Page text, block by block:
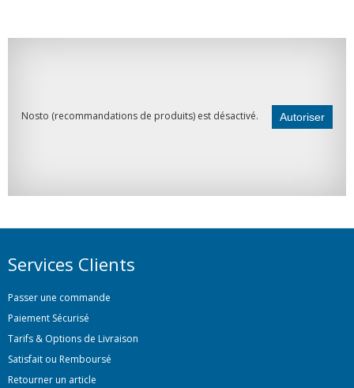
Nosto (recommandations de produits) est désactivé. Autoriser
Services Clients
Passer une commande
Paiement Sécurisé
Tarifs & Options de Livraison
Satisfait ou Remboursé
Retourner un article